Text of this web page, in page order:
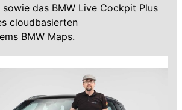
das BMW Live Cockpit Plus
cloudbasierten
BMW Maps.